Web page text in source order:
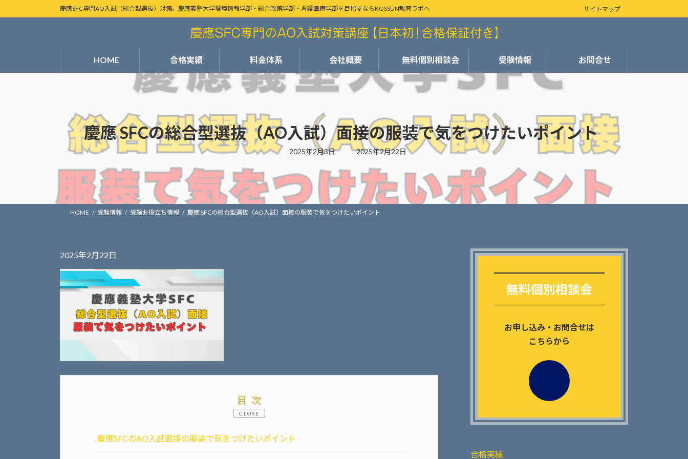
ン
ビ
慶應SFC専門AO入試（総合型選抜）対策。慶應義塾大学環境情報学部・総合政策学部・看護医療学部を目指すならKOSSUN教育ラボへ サイトマップ
HOME 合格実績 料金体系 会社概要 無料個別相談会 受験情報 お問合せ
慶應 SFCの総合型選抜（AO入試）面接の服装で気をつけたいポイント
2025年2月3日
最
新
日
時
2025年2月22日
HOME 受験情報 受験お役立ち情報 慶應 SFCの総合型選抜（AO入試）面接の服装で気をつけたいポイント
2025年2月22日
目次
CLOSE
. 慶應SFCのAO入試面接の服装で気をつけたいポイント
無料個別相談会
お申し込み・お問合せは
こちらから
合格実績